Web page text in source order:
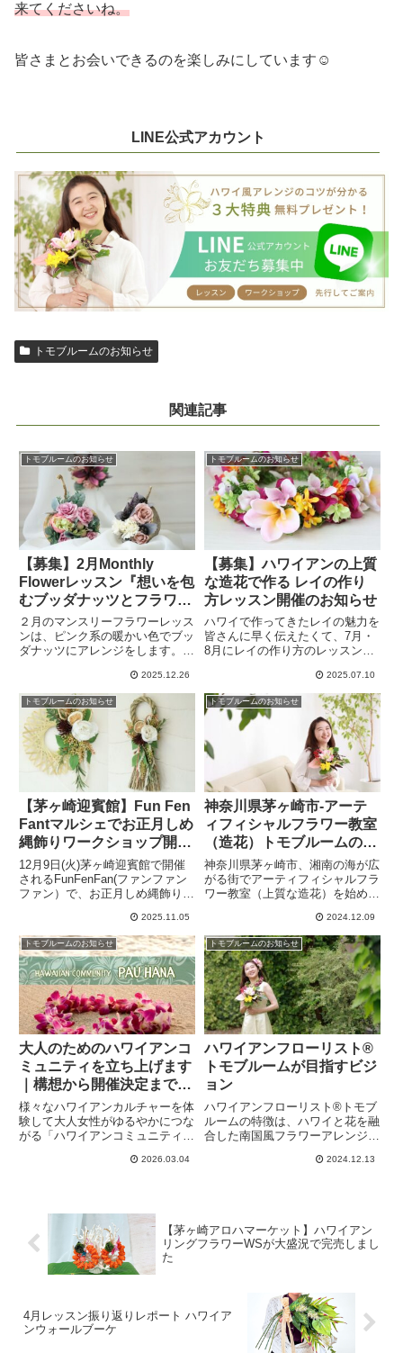
来てくださいね。
皆さまとお会いできるのを楽しみにしています☺️
LINE公式アカウント
トモブルームのお知らせ
関連記事
トモブルームのお知らせ
【募集】2月Monthly
Flowerレッスン『想いを包
むブッダナッツとフラワー
クリップ』
２月のマンスリーフラワーレッス
ンは、ピンク系の暖かい色でブッ
ダナッツにアレンジをします。卒
を形にする季節におすすめの可愛
いアレンジです。さらにフラワー
クリップも作ることができます。
髪飾りやコサージュにも使えま
す。
2025.12.26
トモブルームのお知らせ
【募集】ハワイアンの上質
な造花で作る レイの作り
方レッスン開催のお知らせ
ハワイで作ってきたレイの魅力を
皆さんに早く伝えたくて、7月・
8月にレイの作り方のレッスンを
り使用。お花の下準備はこちらで
済ませておきますので初心者でも
大丈夫です。この夏は自分だけの
レイを作ってみませんか？
2025.07.10
トモブルームのお知らせ
【茅ヶ崎迎賓館】Fun Fen
Fantマルシェでお正月しめ
縄飾りワークショップ開
催！
12月9日(火)茅ヶ崎迎賓館で開催
されるFunFenFan(ファンファン
ファン）で、お正月しめ縄飾りの
縄だけでなく、りんこ編みという
ベースを使った飾りも用意。好き
な方を選べます。チケットを購入
してぜひご参加ください。
2025.11.05
トモブルームのお知らせ
神奈川県茅ヶ崎市-アーテ
ィフィシャルフラワー教室
（造花）トモブルームの想
い
神奈川県茅ヶ崎市、湘南の海が広
がる街でアーティフィシャルフラ
ワー教室（上質な造花）を始めた
竹井ともみです。花屋の経験と長
年の趣味であるフラダンスを融合
したハワイアンテイスト感じるフ
ラワーアレンジメント教室です。
2024.12.09
トモブルームのお知らせ
大人のためのハワイアンコ
ミュニティを立ち上げます
｜構想から開催決定までの
記録
様々なハワイアンカルチャーを体
験して大人女性がゆるやかにつな
がる「ハワイアンコミュニティ
想から開催決定までのリアルな裏
2026.03.04
トモブルームのお知らせ
ハワイアンフローリスト®
トモブルームが目指すビジ
ョン
ハワイアンフローリスト®トモブ
ルームの特徴は、ハワイと花を融
合した南国風フラワーアレンジを
テイストなお花のアレンジメント
ます。
2024.12.13
【茅ヶ崎アロハマーケット】ハワイアン
リングフラワーWSが大盛況で完売しまし
た
4月レッスン振り返りレポート ハワイア
ンウォールブーケ